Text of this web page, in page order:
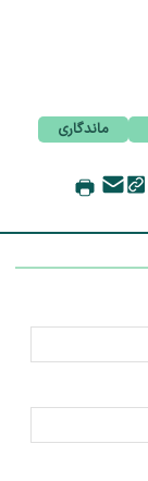
ماندگاری